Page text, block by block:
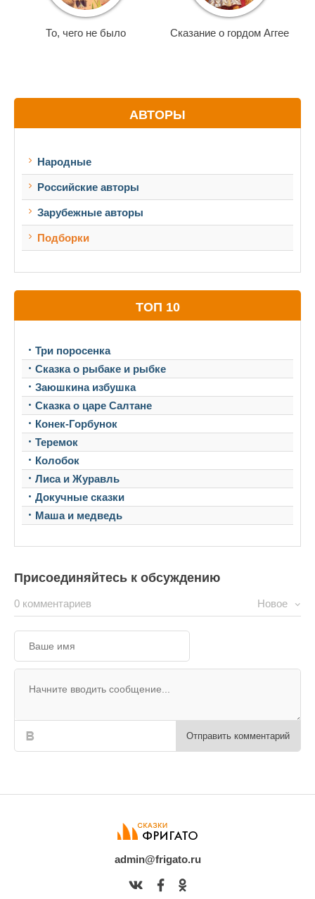
То, чего не было Сказание о гордом Аггее
АВТОРЫ
Народные
Российские авторы
Зарубежные авторы
Подборки
ТОП 10
Три поросенка
Сказка о рыбаке и рыбке
Заюшкина избушка
Сказка о царе Салтане
Конек-Горбунок
Теремок
Колобок
Лиса и Журавль
Докучные сказки
Маша и медведь
Присоединяйтесь к обсуждению
0 комментариев Новое
Отправить комментарий
admin@frigato.ru